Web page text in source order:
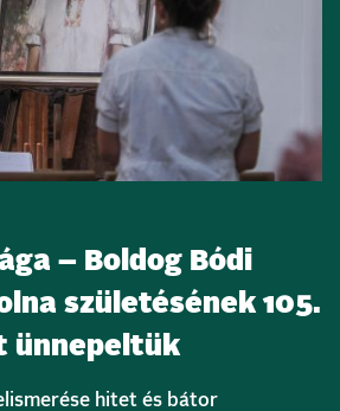
– Boldog Bódi
születésének 105.
ünnepeltük
hitet és bátor